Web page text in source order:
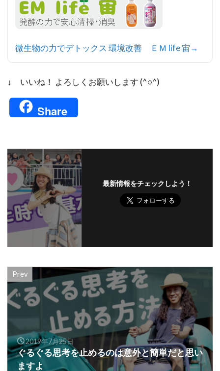
微生物の力でデトックス 環境改善 ＥＭ life 宙→
↓ いいね！ よろしくお願いします (^○^)
Share
最新情報をチェックしよう！
Prev
2019年7月25日
ぐるぐる思考を止めるのは意外と簡単だと思い
ますよ